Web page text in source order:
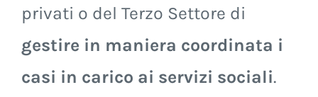
privati o del Terzo Settore di
gestire in maniera coordinata i
casi in carico ai servizi sociali.